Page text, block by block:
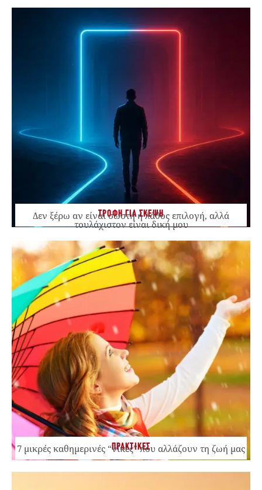
ΤΡΟΦΗ ΓΙΑ ΣΚΕΨΗ
Δεν ξέρω αν είναι σωστή ή λάθος επιλογή, αλλά
τουλάχιστον είναι δική μου
ΠΡΑΚΤΙΚΕΣ
7 μικρές καθημερινές “νίκες” που αλλάζουν τη ζωή μας